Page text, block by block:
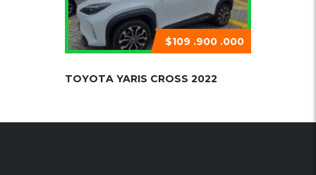
$109 .900 .000
TOYOTA YARIS CROSS 2022